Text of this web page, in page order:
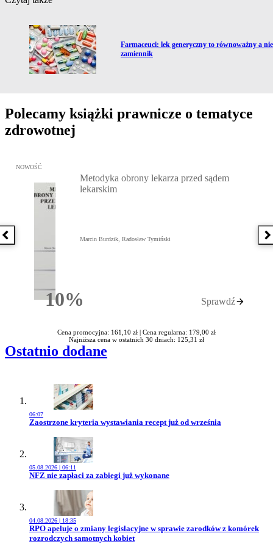
Przejdź do artykułu:
Farmaceuci: lek generyczny to równoważny a nie
zamiennik
Polecamy książki prawnicze o tematyce
zdrowotnej
Poprzednia książka
Przejdź do: Metodyka obrony lekarza przed sądem lekarskim,
NOWOŚĆ
10%Rabatu
Metodyka obrony lekarza przed sądem
lekarskim
Marcin Burdzik, Radosław Tymiński
Sprawdź
Cena promocyjna: 161,10 zł | Cena regularna: 179,00 zł
Najniższa cena w ostatnich 30 dniach: 125,31 zł
Ostatnio dodane
06:07
Przejdź do artykułu:
Zaostrzone kryteria wystawiania recept już od września
05.08.2026 | 06:11
Przejdź do artykułu:
NFZ nie zapłaci za zabiegi już wykonane
04.08.2026 | 18:35
Przejdź do artykułu:
RPO apeluje o zmiany legislacyjne w sprawie zarodków z komórek
rozrodczych samotnych kobiet